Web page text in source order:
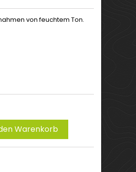
von feuchtem Ton.
Warenkorb